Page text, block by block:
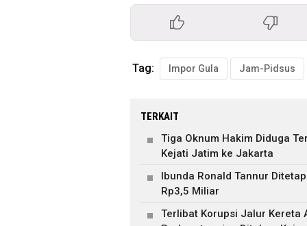
Tag: Impor Gula Jam-Pidsus
TERKAIT
Tiga Oknum Hakim Diduga
Kejati Jatim ke Jakarta
Ibunda Ronald Tannur
Rp3,5 Miliar
Terlibat Korupsi Jalur Kereta